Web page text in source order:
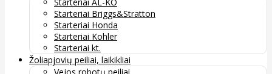
Starteriai Briggs&Stratton
Starteriai Honda
Starteriai Kohler
Starteriai kt.
Žoliapjovių peiliai, laikikliai
Vejos robotų peiliai